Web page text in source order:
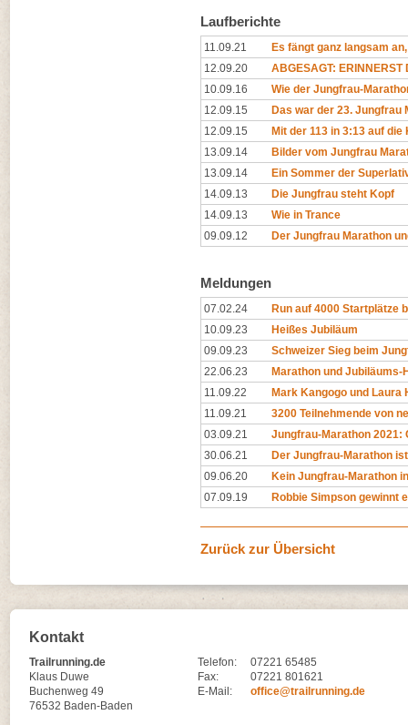
Laufberichte
11.09.21
Es fängt ganz langsam
12.09.20
ABGESAGT: ERINNERST
10.09.16
Wie der Jungfrau-
12.09.15
Das war der 23. Jungfrau
12.09.15
Mit der 113 in 3:13 auf
13.09.14
Bilder vom Jungfrau
13.09.14
Ein Sommer der
14.09.13
Die Jungfrau steht Kopf
14.09.13
Wie in Trance
09.09.12
Der Jungfrau Marathon
Meldungen
07.02.24
Run auf 4000 Startplätze
10.09.23
Heißes Jubiläum
09.09.23
Schweizer Sieg beim
22.06.23
Marathon und
11.09.22
Mark Kangogo und
11.09.21
3200 Teilnehmende von
03.09.21
Jungfrau-Marathon 2021:
30.06.21
Der Jungfrau-Marathon
09.06.20
Kein Jungfrau-Marathon
07.09.19
Robbie Simpson gewinnt
Zurück zur Übersicht
Kontakt
Trailrunning.de
Klaus Duwe
Buchenweg 49
76532 Baden-Baden
Telefon:
07221 65485
Fax:
07221 801621
E-Mail:
office@trailrunning.de